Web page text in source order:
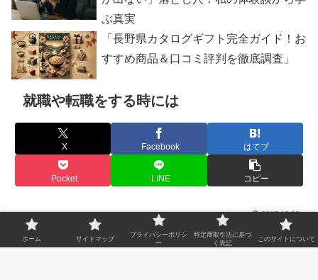
ぶ真実
「長野県カタログギフト完全ガイド！お
すすめ商品＆口コミ評判を徹底調査」
就職や転職をする時には
X Facebook はてブ
Pocket LINE コピー
2017.10.30
最近は、転職活動のために求人サイトに登録する人がふえ
ホーム サイトマップ
プライバシーポリシ
ー
特定商取引法に基づ
く表記
このサイトについて